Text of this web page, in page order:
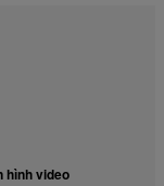
hình video